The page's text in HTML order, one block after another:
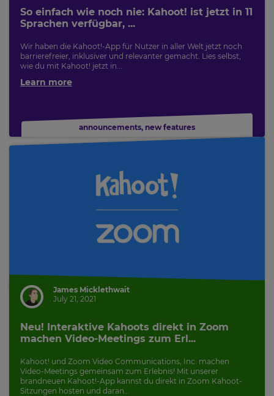
So einfach wie noch nie: Kahoot! ist jetzt in 11
Sprachen verfügbar, ...
Wir haben die Kahoot!-App für Nutzer in aller Welt jetzt noch
barrierefreier, inklusiver und relevanter gemacht. Lies selbst,
wie du mit Kahoot! jetzt in...
Learn more
announcements, new features
James Micklethwait
July 21, 2021
Neu! Interaktive Kahoots direkt in Zoom
machen Video-Meetings zum Erl...
Kahoot! und Zoom Video Communications, Inc. machen
Video-Meetings gemeinsam zum Erlebnis! Mit unserer
brandneuen Kahoot!-App kannst du direkt in Zoom Kahoot-
Sitzungen hosten und daran...